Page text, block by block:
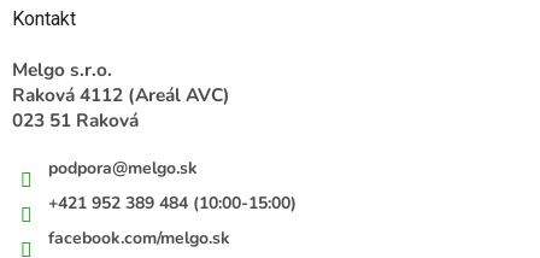
Kontakt
Melgo s.r.o.
Raková 4112 (Areál AVC)
023 51 Raková
podpora@melgo.sk
+421 952 389 484 (10:00-15:00)
facebook.com/melgo.sk